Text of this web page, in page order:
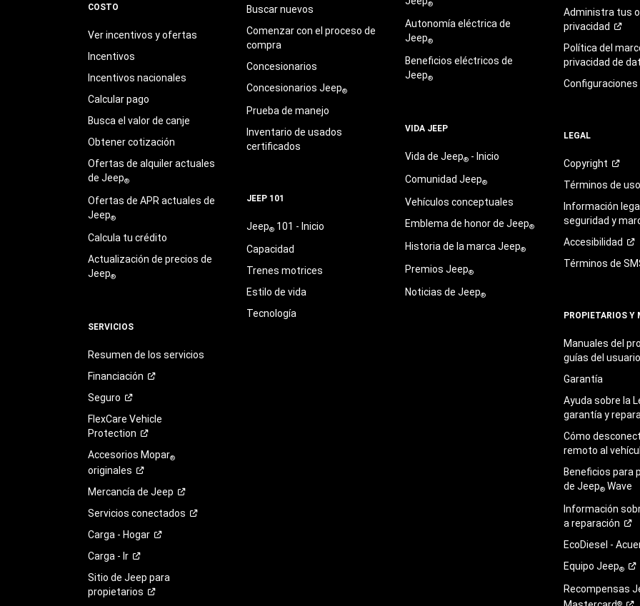
COSTO
Ver incentivos y ofertas
Incentivos
Incentivos nacionales
Calcular pago
Busca el valor de canje
Obtener cotización
Ofertas de alquiler actuales
de Jeep®
Ofertas de APR actuales de
Jeep®
Calcula tu crédito
Actualización de precios de
Jeep®
SERVICIOS
Resumen de los servicios
Financiación
Seguro
FlexCare Vehicle
Protection
Accesorios Mopar®
originales
Mercancía de Jeep
Servicios conectados
Carga - Hogar
Carga - Ir
Sitio de Jeep para
propietarios
Buscar nuevos
Comenzar con el proceso de
compra
Concesionarios
Concesionarios Jeep®
Prueba de manejo
Inventario de usados
certificados
JEEP 101
Jeep®101 - Inicio
Capacidad
Trenes motrices
Estilo de vida
Tecnología
®
Autonomía eléctrica de
Jeep®
Beneficios eléctricos de
Jeep®
VIDA JEEP
Vida de Jeep®- Inicio
Comunidad Jeep®
Vehículos conceptuales
Emblema de honor de Jeep®
Historia de la marca Jeep®
Premios Jeep®
Noticias de Jeep®
Administra tus
privacidad
Política del
privacidad de
Configuraciones
LEGAL
Copyright
Términos deuso
Información
seguridad y
Accesibilidad
Términos de
PROPIETARIOS Y
Manuales del
guías delusuario
Garantía
Ayuda sobre la
garantía y
Cómo
remoto al
Beneficios para
de Jeep® Wave
Información
areparación
EcoDiesel -
Equipo Jeep®
Recompensas
®